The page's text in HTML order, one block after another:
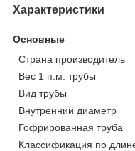
Характеристики
Основные
Страна производитель
Вес 1 п.м. трубы
Вид трубы
Внутренний диаметр
Гофрированная труба
Классификация по